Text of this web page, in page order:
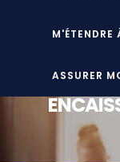
ASSURER